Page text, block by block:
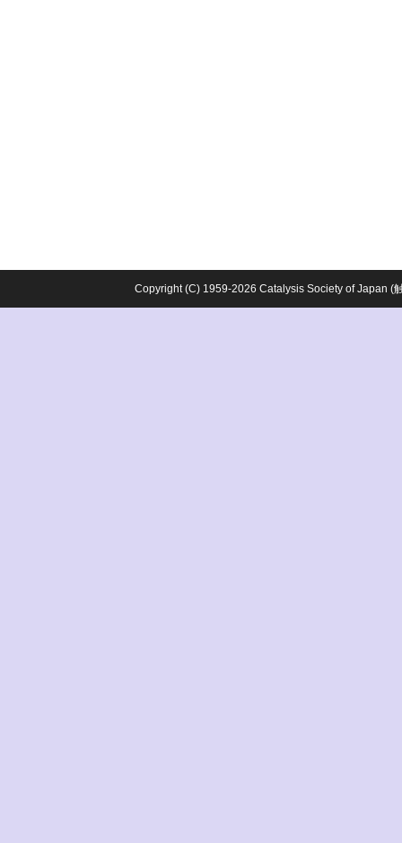
Copyright (C) 1959-2026 Catalysis Society of Japan (